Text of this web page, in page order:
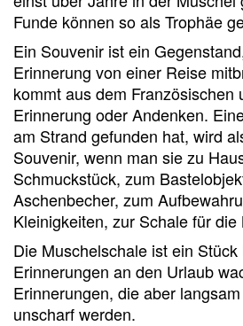
Funde können so als Trophäe
Ein Souvenir ist ein
Erinnerung von einer Reise
kommt aus dem Französischen
Erinnerung oder Andenken.
am Strand gefunden hat, wird
Souvenir, wenn man sie zu
Schmuckstück, zum
Aschenbecher, zum
Kleinigkeiten, zur Schale für die
Die Muschelschale ist ein Stück
Erinnerungen an den Urlaub
Erinnerungen, die aber
unscharf werden.